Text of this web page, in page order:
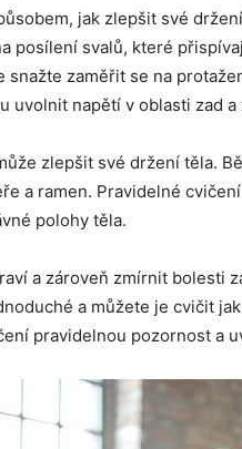
jak zlepšit své
posílení svalů, které
zaměřit se na
uvolnit napětí v oblasti zad
zlepšit své držení těla.
a ramen. Pravidelné
polohy těla.
a zároveň zmírnit bolesti
a můžete je cvičit
pravidelnou pozornost a